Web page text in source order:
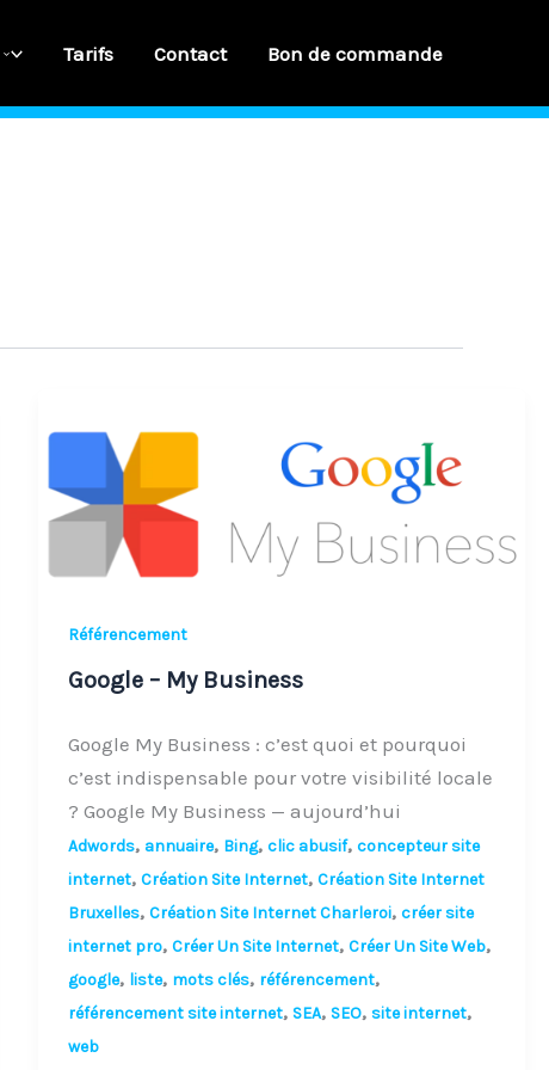
Tarifs Contact Bon de commande
Référencement
Google – My Business
Google My Business : c’est quoi et pourquoi
c’est indispensable pour votre visibilité locale
? Google My Business — aujourd’hui
Adwords,annuaire, Bing,clic abusif,concepteur site
internet,Création Site Internet,Création Site Internet
Bruxelles,Création Site Internet Charleroi,créer site
internet pro,Créer Un Site Internet,Créer Un Site Web,
google, liste, mots clés, référencement,
référencement site internet, SEA, SEO, site internet,
web
–
Business